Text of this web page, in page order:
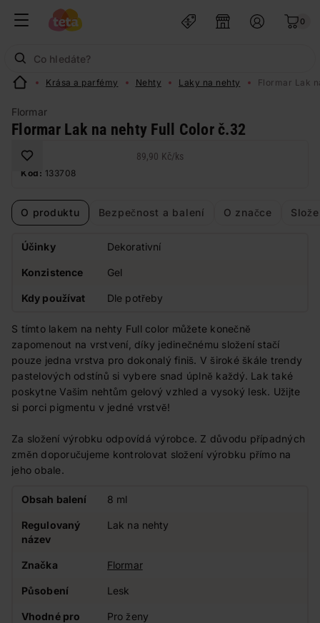
0
Krása a parfémy Nehty Laky na nehty Flormar Lak
Flormar
Flormar Lak na nehty Full Color č.32
89,90 Kč/ks
Kód: 133708
O produktu Bezpečnost a balení O značce
Účinky Dekorativní
Konzistence Gel
Kdy používat Dle potřeby
S tímto lakem na nehty Full color můžete konečně
zapomenout na vrstvení, díky jedinečnému složení stačí
pouze jedna vrstva pro dokonalý finiš. V široké škále trendy
pastelových odstínů si vybere snad úplně každý. Lak také
poskytne Vašim nehtům gelový vzhled a vysoký lesk. Užijte
si porci pigmentu v jedné vrstvě!
Za složení výrobku odpovídá výrobce. Z důvodu případných
změn doporučujeme kontrolovat složení výrobku přímo na
jeho obale.
Obsah balení 8 ml
Regulovaný
název
Lak na nehty
Značka Flormar
Působení Lesk
Vhodné pro Pro ženy